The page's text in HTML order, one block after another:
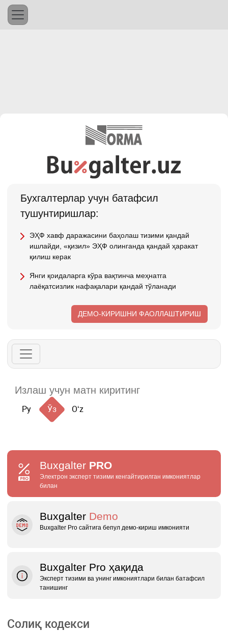
Бухгалтерлар учун батафсил
тушунтиришлар:
ЭҲФ хавф даражасини баҳолаш тизими қандай
ишлайди, «қизил» ЭҲФ олинганда қандай ҳаракат
қилиш керак
Янги қоидаларга кўра вақтинча меҳнатга
лаёқатсизлик нафақалари қандай тўланади
ДЕМО-КИРИШНИ ФАОЛЛАШТИРИШ
Ру Ўз Oʻz
Buxgalter PRO
Электрон эксперт тизими кенгайтирилган имкониятлар
билан
Buxgalter Demo
Buxgalter Pro сайтига бепул демо‑кириш имконияти
Buxgalter Pro ҳақида
Эксперт тизими ва унинг имкониятлари билан батафсил
танишинг
Солиқ кодекси